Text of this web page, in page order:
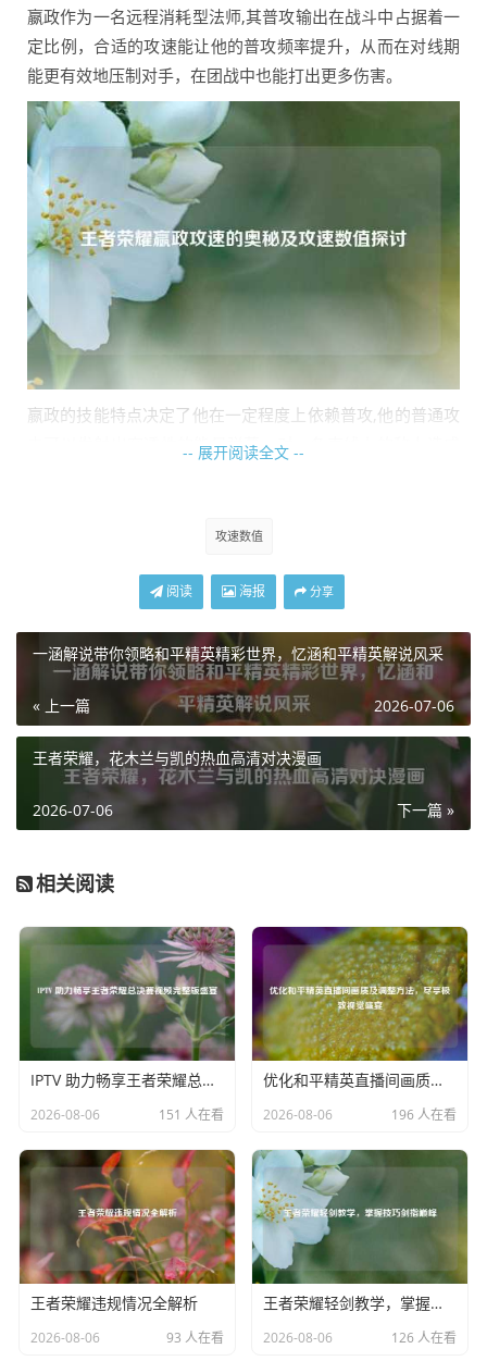
嬴政作为一名远程消耗型法师,其普攻输出在战斗中占据着一
定比例，合适的攻速能让他的普攻频率提升，从而在对线期
能更有效地压制对手，在团战中也能打出更多伤害。
嬴政的技能特点决定了他在一定程度上依赖普攻,他的普通攻
击可以发射出穿透性的能量弹幕，对一条直线上的敌人造成
在团战中,攻速嬴政能持续不断地向敌方阵营倾泻弹幕，比如
在一场激烈的团战中，嬴政凭借较高的攻速，不断地射出弹
幕，对敌方前排造成可观的伤害，同时也能干扰敌方后排的
输出环境，敌方英雄如果想要靠近嬴政进行攻击，就会被密
集的弹幕所阻拦，大大降低了他们的输出效率。
嬴政的攻速提升也并非毫无限制,游戏中的装备和铭文搭配是
提升攻速的关键途径，玩家需要根据实际情况选择合适的装
备，像闪电匕首、末世等，这些装备能为嬴政提供一定的攻
速加成，同时还附带其他属性，增强他的综合战斗能力，铭
升，让他在游戏初期就能拥有一定的攻速优势。
不同的对局情况，灵活调整出装和铭文，找到最适合嬴政发
挥的攻速数值，才能在战场上发挥出嬴政的最大威力，带领
团队走向胜利，攻速对于嬴政在王者荣耀中的表现起着至关
重要的作用，合理运用攻速，嬴政就能在游戏中展现出强大
的统治力。
-- 展开阅读全文 --
攻速数值
阅读 海报 分享
一涵解说带你领略和平精英精彩世界，忆涵和平精英解说风采
« 上一篇 2026-07-06
王者荣耀，花木兰与凯的热血高清对决漫画
下一篇 »
2026-07-06
相关阅读
IPTV 助力畅享王者荣耀总决赛视频完整版盛宴
2026-08-06 151 人在看
优化和平精英直播间画质及调整方法，尽享极致视觉盛宴
2026-08-06 196 人在看
王者荣耀违规情况全解析
2026-08-06 93 人在看
王者荣耀轻剑教学，掌握技巧剑指巅峰
2026-08-06 126 人在看